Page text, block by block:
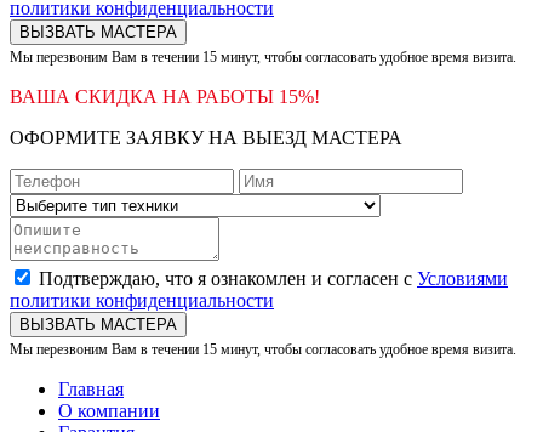
политики конфиденциальности
ВЫЗВАТЬ МАСТЕРА
Мы перезвоним Вам в течении 15 минут, чтобы согласовать удобное время визита.
ВАША СКИДКА НА РАБОТЫ 15%!
ОФОРМИТЕ ЗАЯВКУ НА ВЫЕЗД МАСТЕРА
Подтверждаю, что я ознакомлен и согласен с Условиями
политики конфиденциальности
ВЫЗВАТЬ МАСТЕРА
Мы перезвоним Вам в течении 15 минут, чтобы согласовать удобное время визита.
Главная
О компании